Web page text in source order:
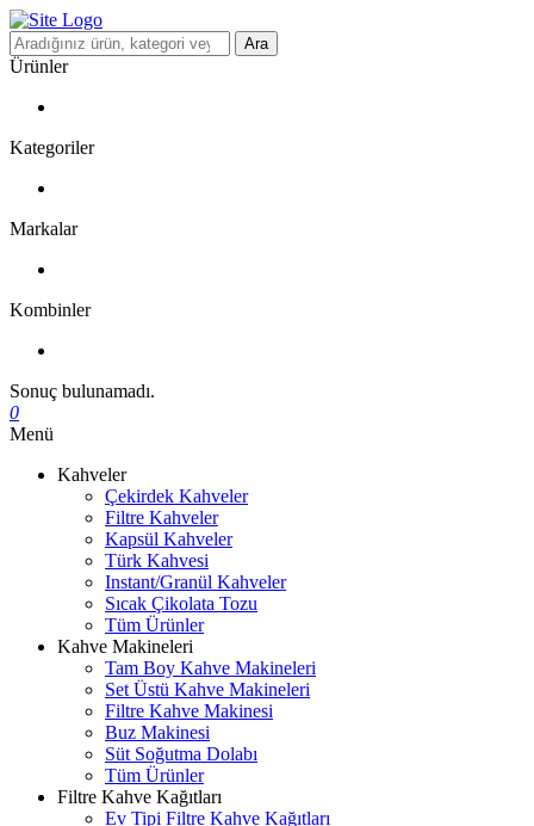
Ara
Ürünler
Kategoriler
Markalar
Kombinler
Sonuç bulunamadı.
0
Menü
Kahveler
Çekirdek Kahveler
Filtre Kahveler
Kapsül Kahveler
Türk Kahvesi
Instant/Granül Kahveler
Sıcak Çikolata Tozu
Tüm Ürünler
Kahve Makineleri
Tam Boy Kahve Makineleri
Set Üstü Kahve Makineleri
Filtre Kahve Makinesi
Buz Makinesi
Süt Soğutma Dolabı
Tüm Ürünler
Filtre Kahve Kağıtları
Ev Tipi Filtre Kahve Kağıtları